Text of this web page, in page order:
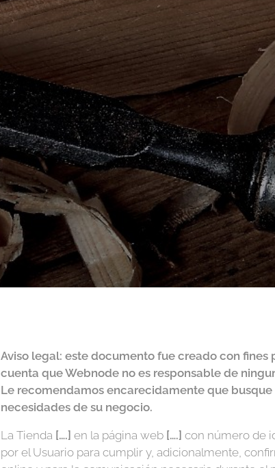
Aviso legal: este documento fue creado con
cuenta que Webnode no es responsable de
Le recomendamos encarecidamente que
necesidades de su negocio.
La Tienda [….] en la página web [….] con número de
por el Usuario para cumplir y, adicionalmente,